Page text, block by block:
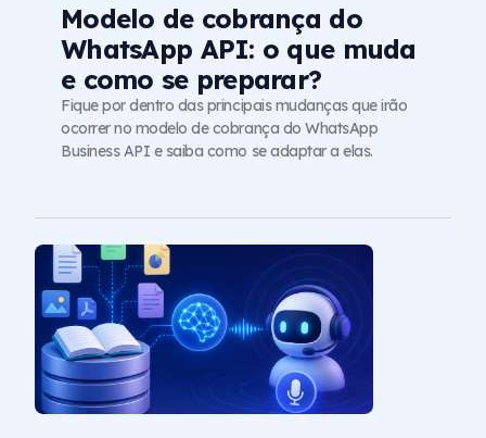
Modelo de cobrança do
WhatsApp API: o que muda
e como se preparar?
Fique por dentro das principais mudanças que irão
ocorrer no modelo de cobrança do WhatsApp
Business API e saiba como se adaptar a elas.